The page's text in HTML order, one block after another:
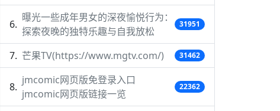
曝光一些成年男女的深夜愉悦行为：
探索夜晚的独特乐趣与自我放松
31951
芒果TV(https://www.mgtv.com/) 31462
jmcomic网页版免登录入口
jmcomic网页版链接一览
22362